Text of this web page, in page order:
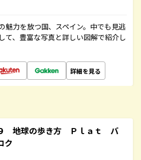
魅力を放つ国、スペイン。中でも見逃
て、豊富な写真と詳しい図解で紹介し
詳細を見る
地球の歩き方 Ｐｌａｔ バ
ク